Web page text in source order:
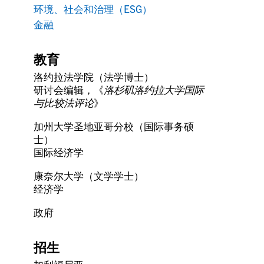
环境、社会和治理（ESG）
金融
教育
洛约拉法学院（法学博士）
研讨会编辑，《洛杉矶洛约拉大学国际
与比较法评论》
加州大学圣地亚哥分校（国际事务硕
士）
国际经济学
康奈尔大学（文学学士）
经济学
政府
招生